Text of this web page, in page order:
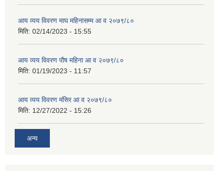
आय व्यय विवरण माघ महिनासम्म आ व २०७९/८०
मिति: 02/14/2023 - 15:55
आय व्यय विवरण पौष महिना आ व २०७९/८०
मिति: 01/19/2023 - 11:57
आय व्यय विवरण मंसिर आ व २०७९/८०
मिति: 12/27/2022 - 15:26
अन्य